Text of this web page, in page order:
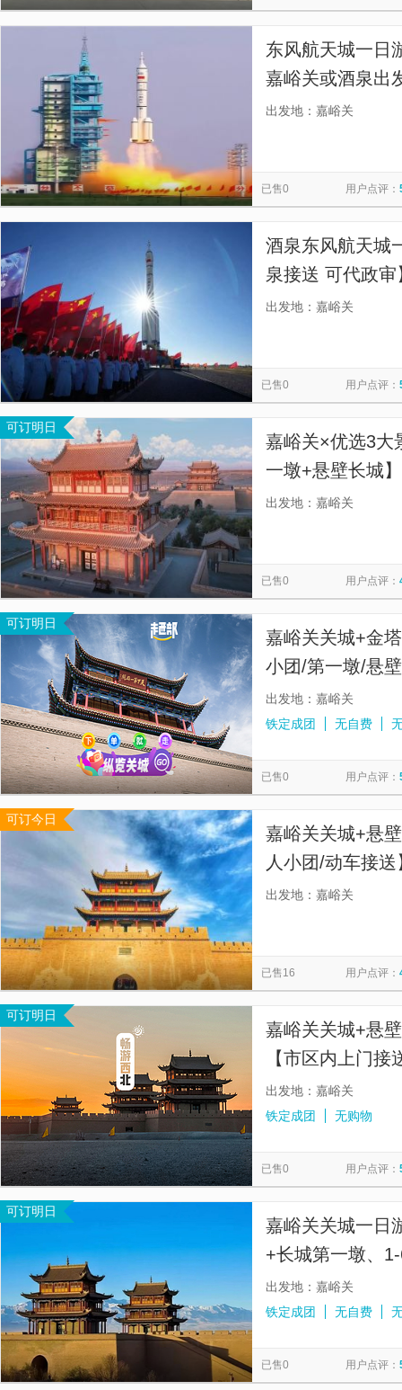
东风航天城一日
嘉峪关或酒泉出
忧。】
出发地：嘉峪关
已售0 用户点评：
酒泉东风航天城
泉接送 可代政
上门接送，老司
出发地：嘉峪关
已售0 用户点评：
可订明日
嘉峪关×优选3大
一墩+悬壁长城
门接送，简单便
出发地：嘉峪关
已售0 用户点评：
可订明日
嘉峪关关城+金
小团/第一墩/悬
壁画墓】
出发地：嘉峪关
铁定成团
无自费
已售0 用户点评：
可订今日
嘉峪关关城+悬
人小团/动车接
留遗憾】
出发地：嘉峪关
已售16 用户点评：
可订明日
嘉峪关关城+悬
【市区内上门
出发地：嘉峪关
铁定成团
无购物
已售0 用户点评：
可订明日
嘉峪关关城一日
+长城第一墩、
站/接机】
出发地：嘉峪关
铁定成团
无自费
已售0 用户点评：